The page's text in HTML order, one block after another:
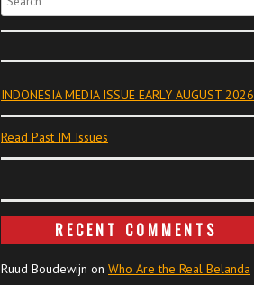
INDONESIA MEDIA ISSUE EARLY AUGUST 2026
Read Past IM Issues
RECENT COMMENTS
Ruud Boudewijn on Who Are the Real Belanda